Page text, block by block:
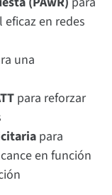
en redes
una
para reforzar
para
en función